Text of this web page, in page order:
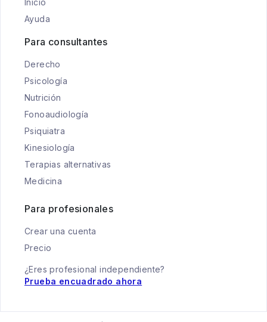
Inicio
Ayuda
Para consultantes
Derecho
Psicología
Nutrición
Fonoaudiología
Psiquiatra
Kinesiología
Terapias alternativas
Medicina
Para profesionales
Crear una cuenta
Precio
¿Eres profesional independiente?
Prueba encuadrado ahora